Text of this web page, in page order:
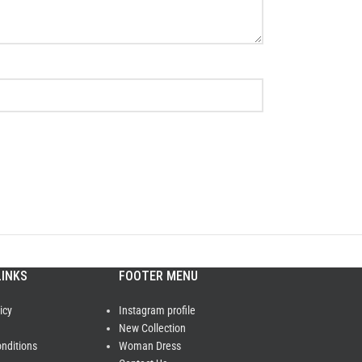
FOOTER MENU
Instagram profile
New Collection
Woman Dress